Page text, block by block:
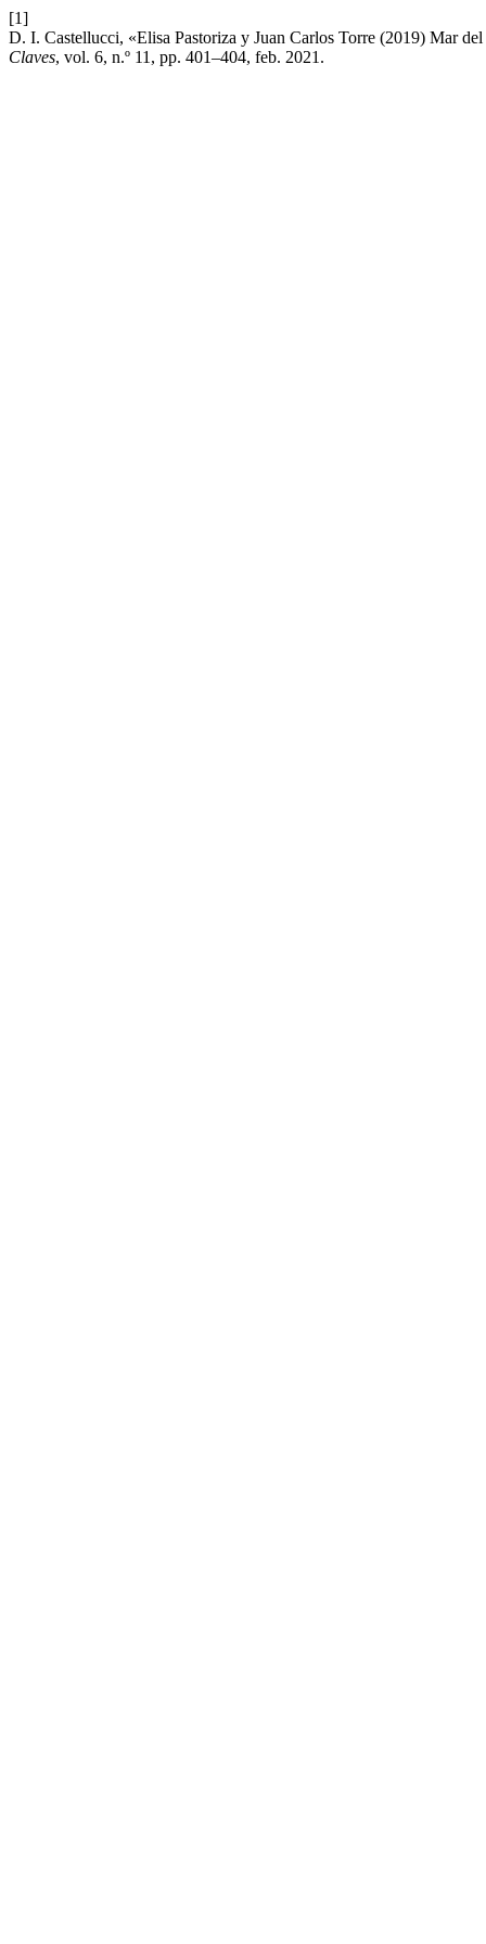
[1]
D. I. Castellucci, «Elisa Pastoriza y Juan Carlos Torre (2019) Mar
Claves, vol. 6, n.º 11, pp. 401–404, feb. 2021.